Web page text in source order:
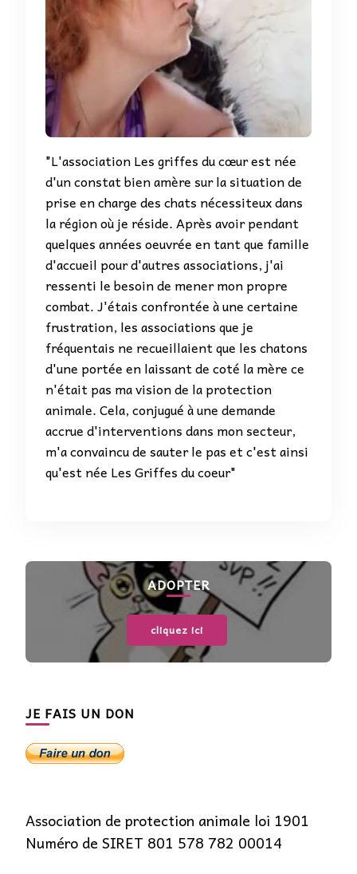
"L'association Les griffes du cœur est née
d'un constat bien amère sur la situation de
prise en charge des chats nécessiteux dans
la région où je réside. Après avoir pendant
quelques années oeuvrée en tant que famille
d'accueil pour d'autres associations, j'ai
ressenti le besoin de mener mon propre
combat. J'étais confrontée à une certaine
frustration, les associations que je
fréquentais ne recueillaient que les chatons
d'une portée en laissant de coté la mère ce
n'était pas ma vision de la protection
animale. Cela, conjugué à une demande
accrue d'interventions dans mon secteur,
m'a convaincu de sauter le pas et c'est ainsi
qu'est née Les Griffes du coeur"
ADOPTER
cliquez ici
JE FAIS UN DON
Association de protection animale loi 1901
Numéro de SIRET 801 578 782 00014